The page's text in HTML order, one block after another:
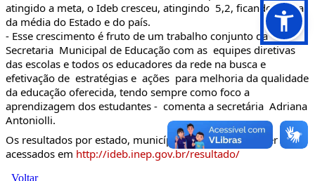
atingido a meta, o Ideb cresceu, atingindo  5,2, ficando acima
da média do Estado e do país.
- Esse crescimento é fruto de um trabalho conjunto da
Secretaria  Municipal de Educação com as  equipes diretivas
das escolas e todos os educadores da rede na busca e
efetivação de  estratégias e  ações  para melhoria da qualidade
da educação oferecida, tendo sempre como foco a
aprendizagem dos estudantes -  comenta a secretária  Adriana
Antoniolli.
Os resultados por estado, município e escola podem ser
acessados em http://ideb.inep.gov.br/resultado/
Voltar